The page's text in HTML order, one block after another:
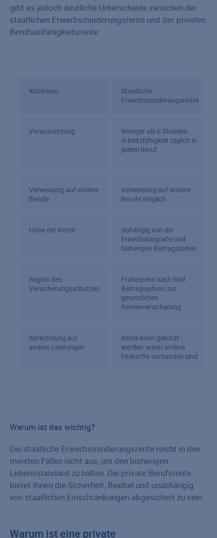
gibt es jedoch deutliche Unterschiede zwischen der
staatlichen Erwerbsminderungsrente und der privaten
Berufsunfähigkeitsrente:
Kriterium
Staatliche
Erwerbsminderungsrente
Voraussetzung
Weniger als 6 Stunden
Arbeitsfähigkeit täglich in
jedem Beruf
Verweisung auf andere
Berufe
Verweisung auf andere
Berufe möglich
Höhe der Rente
Abhängig von der
Erwerbsbiografie und
bisherigen Beitragszeiten
Beginn des
Versicherungsschutzes
Frühestens nach fünf
Beitragsjahren zur
gesetzlichen
Rentenversicherung
Anrechnung auf
andere Leistungen
Rente kann gekürzt
werden, wenn andere
Einkünfte vorhanden sind
Warum ist das wichtig?
Die staatliche Erwerbsminderungsrente reicht in den
meisten Fällen nicht aus, um den bisherigen
Lebensstandard zu halten. Die private Berufsrente
bietet Ihnen die Sicherheit, flexibel und unabhängig
von staatlichen Einschränkungen abgesichert zu sein.
Warum ist eine private